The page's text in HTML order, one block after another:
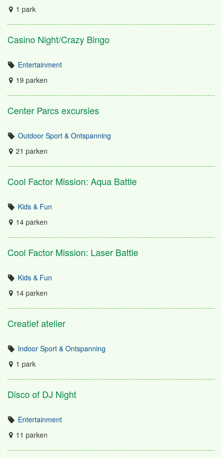
1 park
Casino Night/Crazy Bingo
Entertainment
19 parken
Center Parcs excursies
Outdoor Sport & Ontspanning
21 parken
Cool Factor Mission: Aqua Battle
Kids & Fun
14 parken
Cool Factor Mission: Laser Battle
Kids & Fun
14 parken
Creatief atelier
Indoor Sport & Ontspanning
1 park
Disco of DJ Night
Entertainment
11 parken